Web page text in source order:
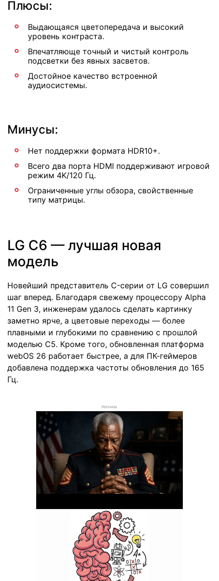
Плюсы:
Выдающаяся цветопередача и высокий
уровень контраста.
Впечатляюще точный и чистый контроль
подсветки без явных засветов.
Достойное качество встроенной
аудиосистемы.
Минусы:
Нет поддержки формата HDR10+.
Всего два порта HDMI поддерживают игровой
режим 4K/120 Гц.
Ограниченные углы обзора, свойственные
типу матрицы.
LG C6 — лучшая новая
модель
Новейший представитель C-серии от LG совершил
шаг вперед. Благодаря свежему процессору Alpha
11 Gen 3, инженерам удалось сделать картинку
заметно ярче, а цветовые переходы — более
плавными и глубокими по сравнению с прошлой
моделью C5. Кроме того, обновленная платформа
webOS 26 работает быстрее, а для ПК-геймеров
добавлена поддержка частоты обновления до 165
Гц.
РЕКЛАМА